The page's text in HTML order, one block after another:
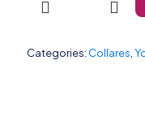
Categories: Collares